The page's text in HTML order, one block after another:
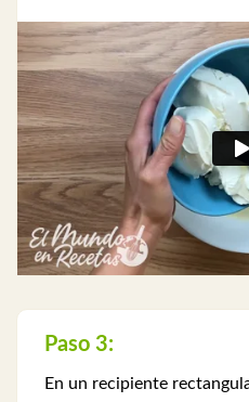
Paso 3:
En un recipiente